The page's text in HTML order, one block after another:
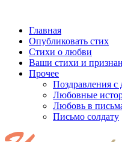
Главная
Опубликовать стих
Стихи о любви
Ваши стихи и
Прочее
Поздравления с
Любовные
Любовь в
Письмо солдату